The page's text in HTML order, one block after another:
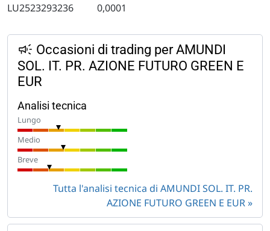
LU2523293236 0,0001
Occasioni di trading per AMUNDI
SOL. IT. PR. AZIONE FUTURO GREEN E
EUR
Analisi tecnica
Lungo
Medio
Breve
Tutta l'analisi tecnica di AMUNDI SOL. IT. PR.
AZIONE FUTURO GREEN E EUR